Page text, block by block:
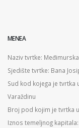
MENEA
Naziv tvrtke:
Sjedište tvrtke: Bana
Sud kod kojega je tvrtka
Varaždinu
Broj pod kojim je tvrtka
Iznos temeljnog